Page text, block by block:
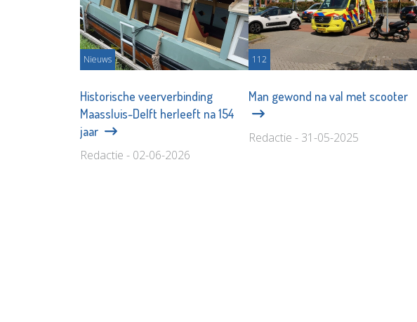
Nieuws
Historische veerverbinding
Maassluis-Delft herleeft na 154
jaar
Redactie - 02-06-2026
112
Man gewond na val met scooter
Redactie - 31-05-2025